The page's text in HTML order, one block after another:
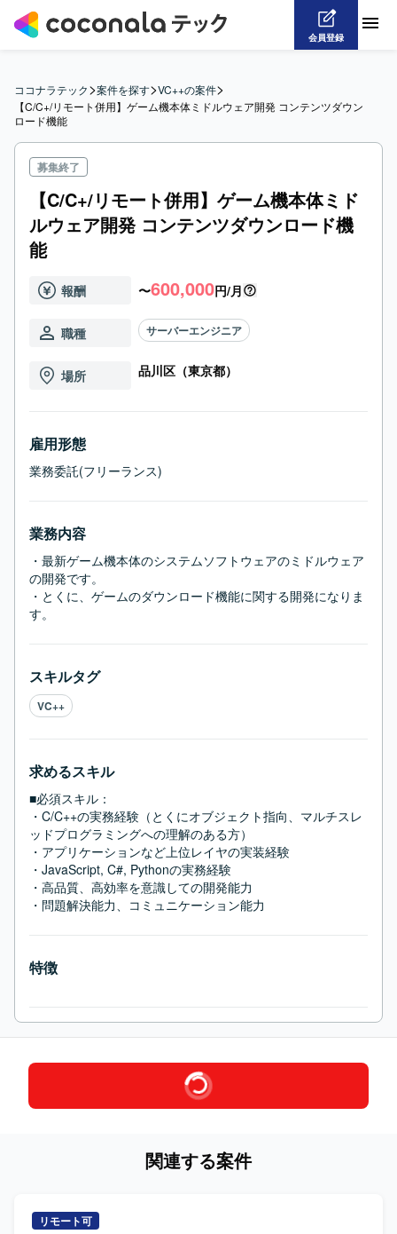
会員登録
ココナラテック>案件を探す>VC++の案件>
【C/C+/リモート併用】ゲーム機本体ミドルウェア開発 コンテンツダウン
ロード機能
募集終了
【C/C+/リモート併用】ゲーム機本体ミド
ルウェア開発 コンテンツダウンロード機
能
報酬 〜600,000円/月
職種 サーバーエンジニア
場所 品川区（東京都）
雇用形態
業務委託(フリーランス)
業務内容
・最新ゲーム機本体のシステムソフトウェアのミドルウェア
の開発です。
・とくに、ゲームのダウンロード機能に関する開発になりま
す。
スキルタグ
VC++
求めるスキル
■必須スキル：
・C/C++の実務経験（とくにオブジェクト指向、マルチスレ
ッドプログラミングへの理解のある方）
・アプリケーションなど上位レイヤの実装経験
・JavaScript, C#, Pythonの実務経験
・高品質、高効率を意識しての開発能力
・問題解決能力、コミュニケーション能力
特徴
関連する案件
リモート可